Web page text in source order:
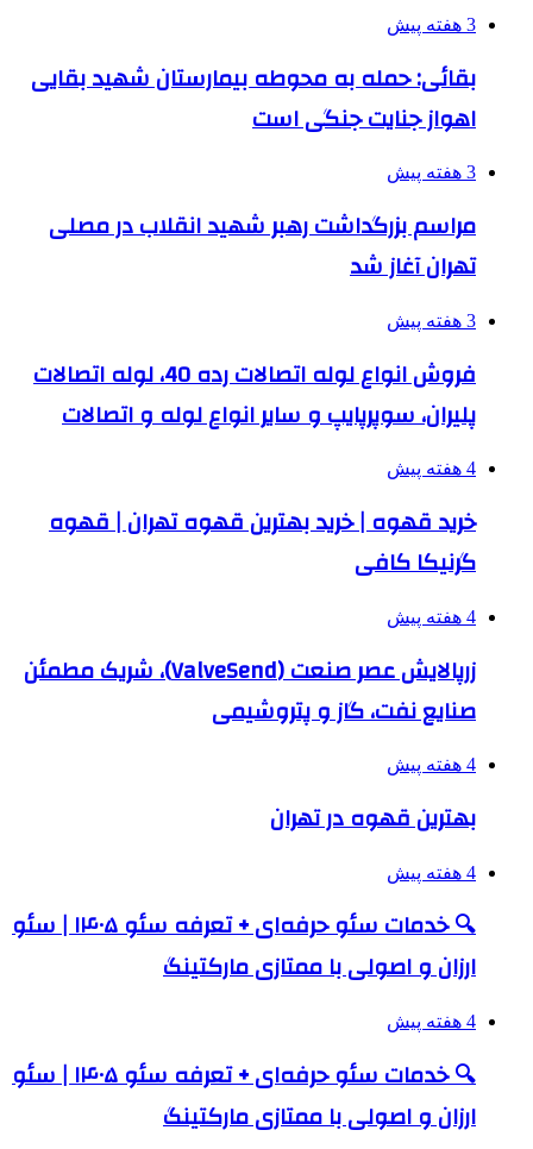
3 هفته پیش
بقائی: حمله به محوطه بیمارستان شهید بقایی
اهواز جنایت جنگی است
3 هفته پیش
مراسم بزرگداشت رهبر شهید انقلاب در مصلی
تهران آغاز شد
3 هفته پیش
فروش انواع لوله اتصالات رده 40، لوله اتصالات
پلیران، سوپرپایپ و سایر انواع لوله و اتصالات
4 هفته پیش
خرید قهوه | خرید بهترین قهوه تهران | قهوه
گرنیکا کافی
4 هفته پیش
زرپالایش عصر صنعت (ValveSend)، شریک مطمئن
صنایع نفت، گاز و پتروشیمی
4 هفته پیش
بهترین قهوه در تهران
4 هفته پیش
🔍 خدمات سئو حرفه‌ای + تعرفه سئو ۱۴۰۵ | سئو
ارزان و اصولی با ممتازی مارکتینگ
4 هفته پیش
🔍 خدمات سئو حرفه‌ای + تعرفه سئو ۱۴۰۵ | سئو
ارزان و اصولی با ممتازی مارکتینگ